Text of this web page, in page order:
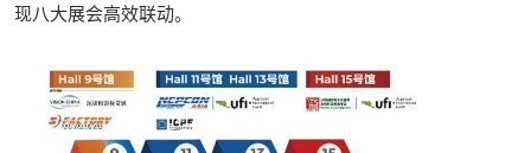
现八大展会高效联动。